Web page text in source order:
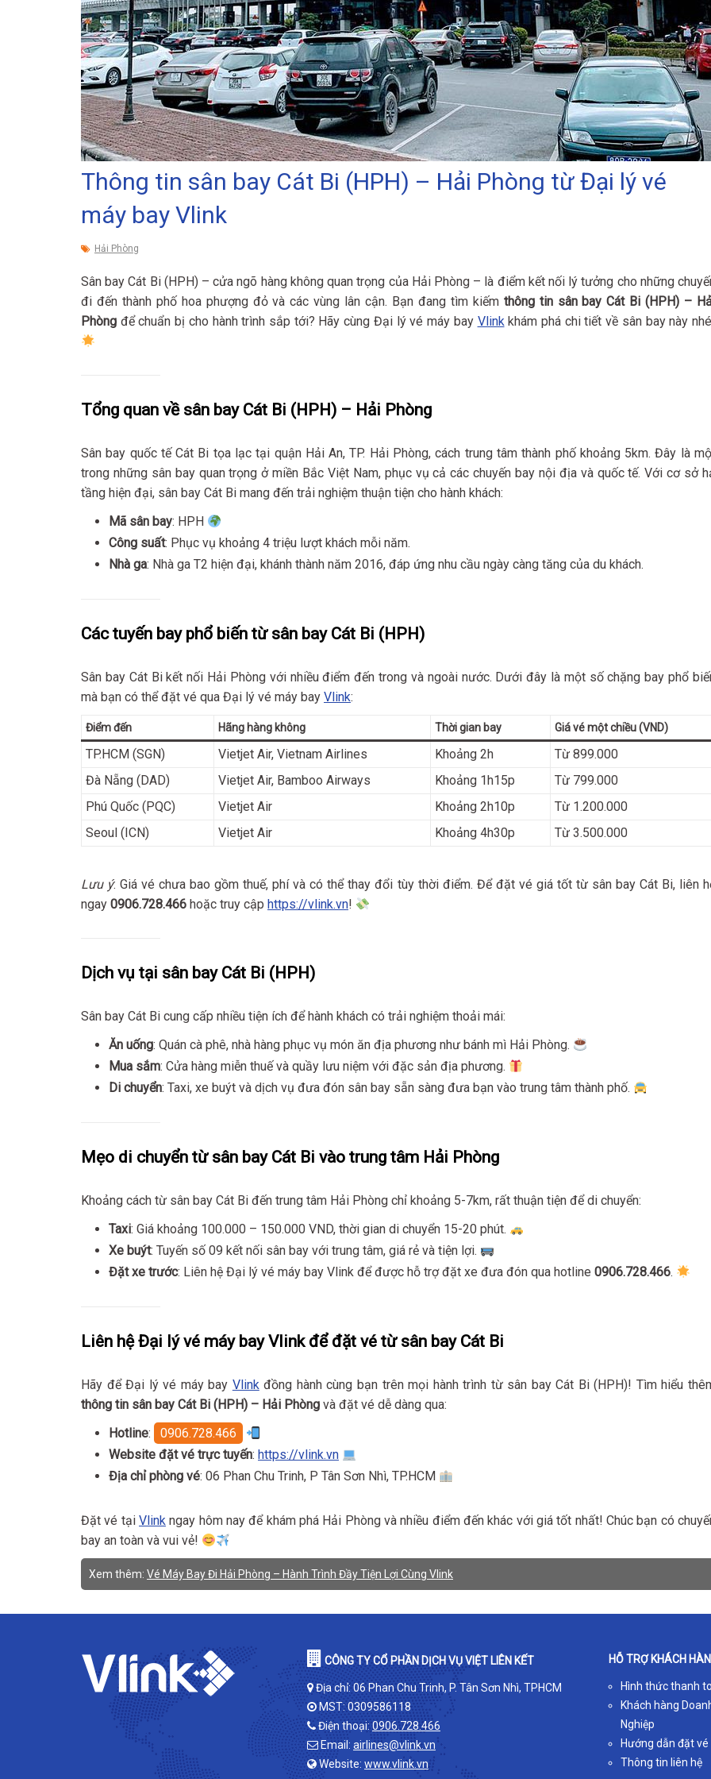
Thông tin sân bay Cát Bi (HPH) – Hải Phòng từ Đại lý vé
máy bay Vlink
Hải Phòng
Sân bay Cát Bi (HPH) – cửa ngõ hàng không quan trọng của Hải Phòng – là điểm kết nối lý tưởng cho những
đi đến thành phố hoa phượng đỏ và các vùng lân cận. Bạn đang tìm kiếm thông tin sân bay Cát Bi (HPH) –
Phòng để chuẩn bị cho hành trình sắp tới? Hãy cùng Đại lý vé máy bay Vlinkkhám phá chi tiết về sân bay này
Tổng quan về sân bay Cát Bi (HPH) – Hải Phòng
Sân bay quốc tế Cát Bi tọa lạc tại quận Hải An, TP. Hải Phòng, cách trung tâm thành phố khoảng 5km. Đây là
trong những sân bay quan trọng ở miền Bắc Việt Nam, phục vụ cả các chuyến bay nội địa và quốc tế. Với cơ sở
tầng hiện đại, sân bay Cát Bi mang đến trải nghiệm thuận tiện cho hành khách:
Mã sân bay: HPH
Công suất: Phục vụ khoảng 4 triệu lượt khách mỗi năm.
Nhà ga: Nhà ga T2 hiện đại, khánh thành năm 2016, đáp ứng nhu cầu ngày càng tăng của du khách.
Các tuyến bay phổ biến từ sân bay Cát Bi (HPH)
Sân bay Cát Bi kết nối Hải Phòng với nhiều điểm đến trong và ngoài nước. Dưới đây là một số chặng bay phổ
mà bạn có thể đặt vé qua Đại lý vé máy bay Vlink:
Điểm đến Hãng hàng không Thời gian bay Giá vé một chiều (VND)
TP.HCM (SGN) Vietjet Air, Vietnam Airlines Khoảng 2h
Từ 899.000
Đà Nẵng (DAD)
Vietjet Air, Bamboo Airways Khoảng 1h15p
Từ 799.000
Phú Quốc (PQC)
Vietjet Air Khoảng 2h10p
Từ 1.200.000
Seoul (ICN)
Vietjet Air Khoảng 4h30p Từ 3.500.000
Lưu ý: Giá vé chưa bao gồm thuế, phí và có thể thay đổi tùy thời điểm. Để đặt vé giá tốt từ sân bay Cát Bi, liên
ngay 0906.728.466 hoặc truy cập https://vlink.vn!
Dịch vụ tại sân bay Cát Bi (HPH)
Sân bay Cát Bi cung cấp nhiều tiện ích để hành khách có trải nghiệm thoải mái:
Ăn uống: Quán cà phê, nhà hàng phục vụ món ăn địa phương như bánh mì Hải Phòng.
Mua sắm: Cửa hàng miễn thuế và quầy lưu niệm với đặc sản địa phương.
Di chuyển: Taxi, xe buýt và dịch vụ đưa đón sân bay sẵn sàng đưa bạn vào trung tâm thành phố.
Mẹo di chuyển từ sân bay Cát Bi vào trung tâm Hải Phòng
Khoảng cách từ sân bay Cát Bi đến trung tâm Hải Phòng chỉ khoảng 5-7km, rất thuận tiện để di chuyển:
Taxi: Giá khoảng 100.000 – 150.000 VND, thời gian di chuyển 15-20 phút.
Xe buýt: Tuyến số 09 kết nối sân bay với trung tâm, giá rẻ và tiện lợi.
Đặt xe trước: Liên hệ Đại lý vé máy bay Vlink để được hỗ trợ đặt xe đưa đón qua hotline 0906.728.466.
Liên hệ Đại lý vé máy bay Vlink để đặt vé từ sân bay Cát Bi
Hãy để Đại lý vé máy bay Vlinkđồng hành cùng bạn trên mọi hành trình từ sân bay Cát Bi (HPH)! Tìm hiểu
thông tin sân bay Cát Bi (HPH) – Hải Phòng và đặt vé dễ dàng qua:
Hotline:
0906.728.466
Website đặt vé trực tuyến: https://vlink.vn
Địa chỉ phòng vé: 06 Phan Chu Trinh, P Tân Sơn Nhì, TP.HCM
Đặt vé tại Vlink ngay hôm nay để khám phá Hải Phòng và nhiều điểm đến khác với giá tốt nhất! Chúc bạn có
bay an toàn và vui vẻ!
Xem thêm: Vé Máy Bay Đi Hải Phòng – Hành Trình Đầy Tiện Lợi Cùng Vlink
CÔNG TY CỔ PHẦN DỊCH VỤ VIỆT LIÊN KẾT
Địa chỉ: 06 Phan Chu Trinh, P. Tân Sơn Nhì, TPHCM
MST: 0309586118
Điện thoại: 0906.728.466
Email: airlines@vlink.vn
Website: www.vlink.vn
HỖ TRỢ KHÁCH
Hình thức thanh
Khách hàng
Nghiệp
Hướng dẫn đặt vé
Thông tin liên hệ